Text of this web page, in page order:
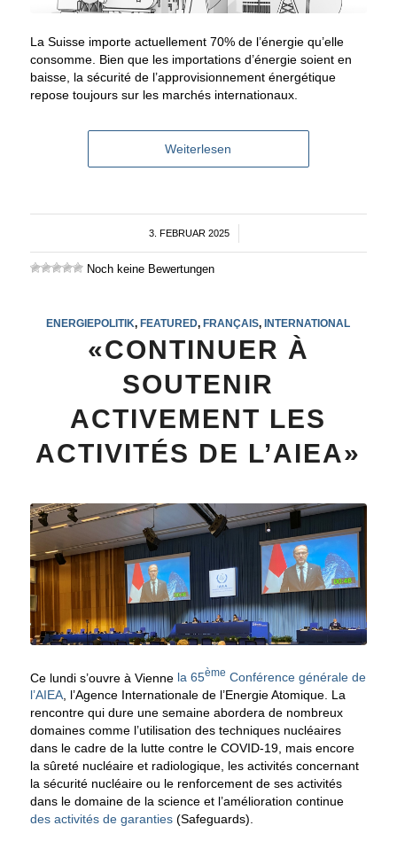
La Suisse importe actuellement 70% de l’énergie qu’elle
consomme. Bien que les importations d’énergie soient en
baisse, la sécurité de l’approvisionnement énergétique
repose toujours sur les marchés internationaux.
Weiterlesen
3. FEBRUAR 2025
/
Noch keine Bewertungen
ENERGIEPOLITIK,FEATURED,FRANÇAIS,INTERNATIONAL
«CONTINUER À
SOUTENIR
ACTIVEMENT LES
ACTIVITÉS DE L’AIEA»
Ce lundi s’ouvre à Vienne la 65ème Conférence générale de
l’AIEA, l’Agence Internationale de l’Energie Atomique. La
rencontre qui dure une semaine abordera de nombreux
domaines comme l’utilisation des techniques nucléaires
dans le cadre de la lutte contre le COVID-19, mais encore
la sûreté nucléaire et radiologique, les activités concernant
la sécurité nucléaire ou le renforcement de ses activités
dans le domaine de la science et l’amélioration continue
des activités de garanties(Safeguards).